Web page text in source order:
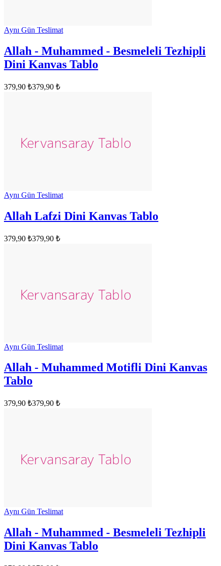
Aynı Gün Teslimat
Allah - Muhammed - Besmeleli Tezhipli
Dini Kanvas Tablo
379,90 ₺379,90 ₺
Aynı Gün Teslimat
Allah Lafzi Dini Kanvas Tablo
379,90 ₺379,90 ₺
Aynı Gün Teslimat
Allah - Muhammed Motifli Dini Kanvas
Tablo
379,90 ₺379,90 ₺
Aynı Gün Teslimat
Allah - Muhammed - Besmeleli Tezhipli
Dini Kanvas Tablo